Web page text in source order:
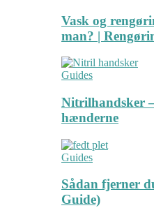
Vask og
man? |
Guides
Nitrilhandsker
hænderne
Guides
Sådan fjerner
Guide)